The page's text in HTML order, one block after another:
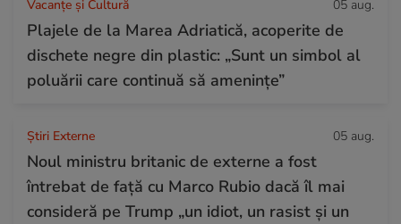
Vacanțe și Cultură 05 aug.
Plajele de la Marea Adriatică, acoperite de
dischete negre din plastic: „Sunt un simbol al
poluării care continuă să amenințe”
Știri Externe 05 aug.
Noul ministru britanic de externe a fost
întrebat de față cu Marco Rubio dacă îl mai
consideră pe Trump „un idiot, un rasist și un